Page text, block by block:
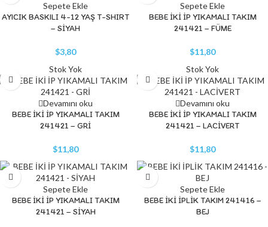
Sepete Ekle
AYICIK BASKILI 4-12 YAŞ T-SHIRT
– SİYAH
$3,80
Sepete Ekle
BEBE İKİ İP YIKAMALI TAKIM
241421 – FÜME
$11,80
Stok Yok
Devamını oku
BEBE İKİ İP YIKAMALI TAKIM
241421 – GRİ
$11,80
Stok Yok
Devamını oku
BEBE İKİ İP YIKAMALI TAKIM
241421 – LACİVERT
$11,80
Sepete Ekle
BEBE İKİ İP YIKAMALI TAKIM
241421 – SİYAH
Sepete Ekle
BEBE İKİ İPLİK TAKIM 241416 –
BEJ